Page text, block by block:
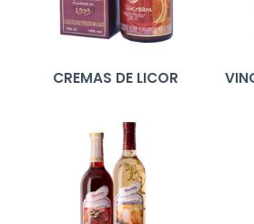
CREMAS DE LICOR